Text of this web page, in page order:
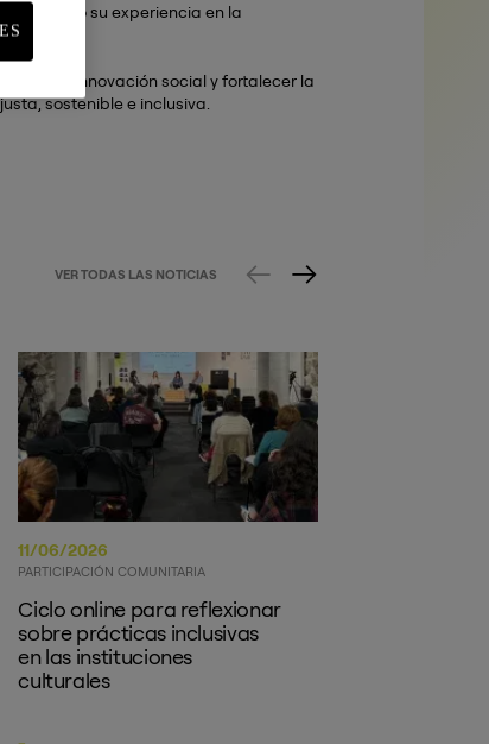
aportando su experiencia en la
la innovación social y fortalecer la
sostenible e inclusiva.
VER TODAS LAS NOTICIAS
11/06/2026
PARTICIPACIÓN COMUNITARIA
Ciclo online para reflexionar
sobre prácticas inclusivas
en las instituciones
culturales